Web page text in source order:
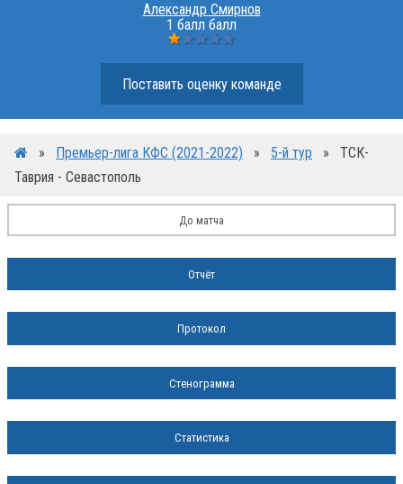
Александр Смирнов
1 балл балл
Поставить оценку команде
» Премьер-лига КФС (2021-2022) » 5-й тур »
ТСК-
Таврия - Севастополь
До матча
Отчёт
Протокол
Стенограмма
Статистика